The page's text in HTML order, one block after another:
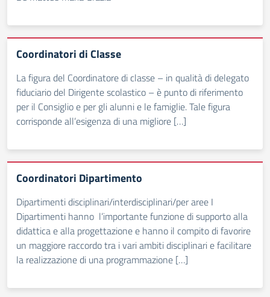
Coordinatori di Classe
La figura del Coordinatore di classe – in qualità di delegato
fiduciario del Dirigente scolastico – è punto di riferimento
per il Consiglio e per gli alunni e le famiglie. Tale figura
corrisponde all’esigenza di una migliore […]
Coordinatori Dipartimento
Dipartimenti disciplinari/interdisciplinari/per aree I
Dipartimenti hanno l’importante funzione di supporto alla
didattica e alla progettazione e hanno il compito di favorire
un maggiore raccordo tra i vari ambiti disciplinari e facilitare
la realizzazione di una programmazione […]